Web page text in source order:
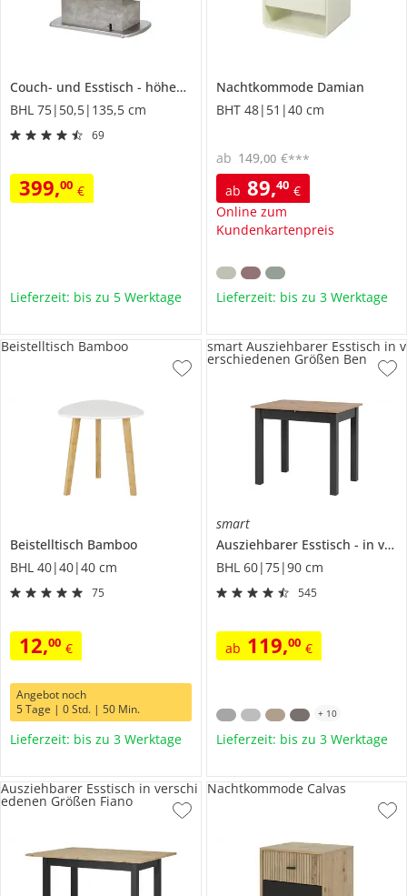
Couch- und Esstisch höhenverstellbar und ausziehbar
Sizilien
BHL 75|50,5|135,5 cm
69
399,00 €
Lieferzeit: bis zu 5 Werktage
Nachtkommode Damian
BHT 48|51|40 cm
ab 89,40 €
Online zum
Kundenkartenpreis
ab 149,00 €***
Lieferzeit: bis zu 3 Werktage
Beistelltisch Bamboo
BHL 40|40|40 cm
75
12,00 €
Beistelltisch Bamboo
Angebot noch
5 Tage | 0 Std. | 50 Min.
Lieferzeit: bis zu 3 Werktage
smart
Ausziehbarer Esstisch
in verschiedenen Größen
BHL 60|75|90 cm
545
ab 119,00 €
smart Ausziehbarer Esstisch in v
erschiedenen Größen Ben
+ 10
Lieferzeit: bis zu 3 Werktage
Ausziehbarer Esstisch in verschi
edenen Größen Fiano
Nachtkommode Calvas